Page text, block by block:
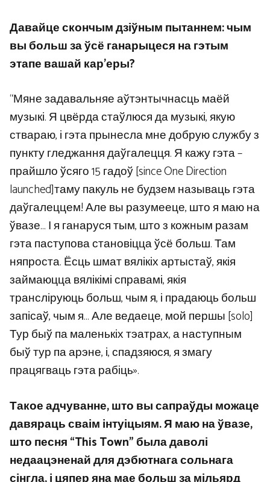
Давайце скончым дзіўным пытаннем: чым
вы больш за ўсё ганарыцеся на гэтым
этапе вашай кар’еры?
“Мяне задавальняе аўтэнтычнасць маёй
музыкі. Я цвёрда стаўлюся да музыкі, якую
ствараю, і гэта прынесла мне добрую службу з
пункту гледжання даўгалецця. Я кажу гэта –
прайшло ўсяго 15 гадоў [since One Direction
launched]таму пакуль не будзем называць гэта
даўгалеццем! Але вы разумееце, што я маю на
ўвазе… І я ганаруся тым, што з кожным разам
гэта паступова становіцца ўсё больш. Там
няпроста. Ёсць шмат вялікіх артыстаў, якія
займаюцца вялікімі справамі, якія
трансліруюць больш, чым я, і прадаюць больш
запісаў, чым я… Але ведаеце, мой першы [solo]
Тур быў па маленькіх тэатрах, а наступным
быў тур па арэне, і, спадзяюся, я змагу
працягваць гэта рабіць».
Такое адчуванне, што вы сапраўды можаце
давяраць сваім інтуіцыям. Я маю на ўвазе,
што песня “This Town” была даволі
недаацэненай для дэбютнага сольнага